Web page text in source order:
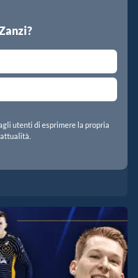
utenti di esprimere la propria